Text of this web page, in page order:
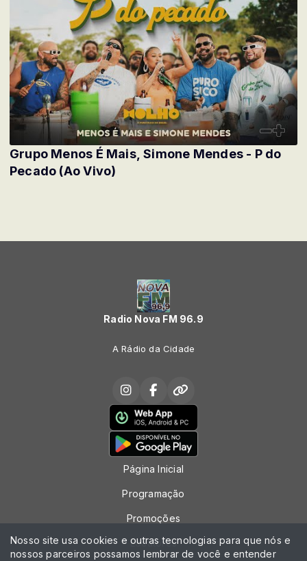
Grupo Menos É Mais, Simone Mendes - P do
Pecado (Ao Vivo)
Radio Nova FM 96.9
A Rádio da Cidade
Página Inicial
Programação
Promoções
Locutores
Nosso site usa cookies e outras tecnologias para que nós e
nossos parceiros possamos lembrar de você e entender